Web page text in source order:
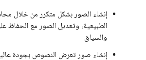
إنشاء الصور بشكل متكرر من خلال
الطبيعية، وتعديل الصور مع الحفاظ
والسياق
إنشاء صور تعرض النصوص بجودة